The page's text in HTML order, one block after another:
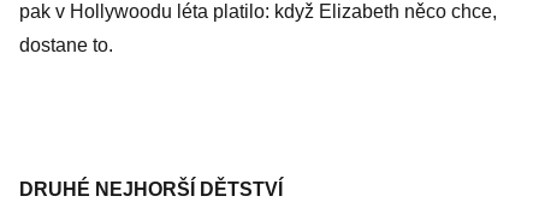
pak v Hollywoodu léta platilo: když Elizabeth něco chce,
dostane to.
DRUHÉ NEJHORŠÍ DĚTSTVÍ